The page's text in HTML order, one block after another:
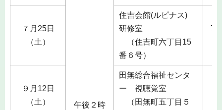
午後２時
７月25日
（土）
住吉会館(ルピナス)
研修室
（住吉町六丁目15
番６号）
7
９月12日
（土）
田無総合福祉センタ
ー 視聴覚室
（田無町五丁目５